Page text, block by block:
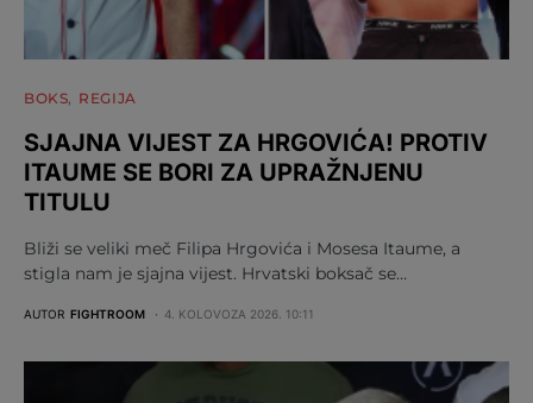
BOKS REGIJA
SJAJNA VIJEST ZA HRGOVIĆA! PROTIV
ITAUME SE BORI ZA UPRAŽNJENU
TITULU
Bliži se veliki meč Filipa Hrgovića i Mosesa Itaume, a
stigla nam je sjajna vijest. Hrvatski boksač se…
AUTOR FIGHTROOM 4. KOLOVOZA 2026. 10:11